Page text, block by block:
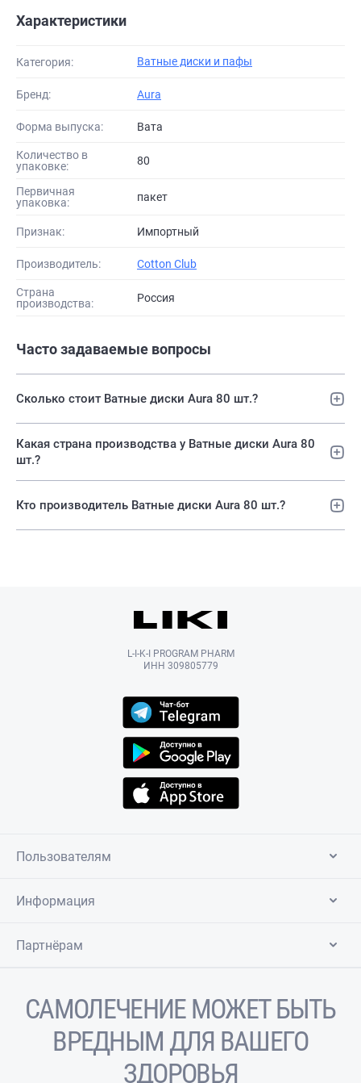
Характеристики
Категория: Ватные диски и пафы
Бренд: Aura
Форма выпуска: Вата
Количество в
упаковке:
80
Первичная
упаковка:
пакет
Признак: Импортный
Производитель: Cotton Club
Страна
производства:
Россия
Часто задаваемые вопросы
Сколько стоит Ватные диски Aura 80 шт.?
Какая страна производства у Ватные диски Aura 80
шт.?
Кто производитель Ватные диски Aura 80 шт.?
L-I-K-I PROGRAM PHARM
ИНН 309805779
Пользователям
Информация
Партнёрам
САМОЛЕЧЕНИЕ МОЖЕТ БЫТЬ
ВРЕДНЫМ ДЛЯ ВАШЕГО
ЗДОРОВЬЯ